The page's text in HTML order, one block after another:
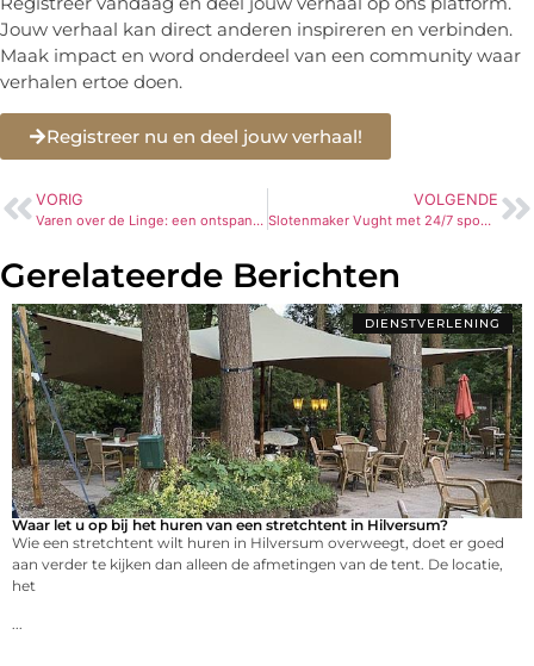
Jouw verhaal kan direct anderen inspireren en verbinden.
Maak impact en word onderdeel van een community waar
verhalen ertoe doen.
Registreer nu en deel jouw verhaal!
VORIG
Varen over de Linge: een ontspannen tocht door Betuwe’s mooiste landschap
VOLGENDE
Slotenmaker Vught met 24/7 spoedservice
Gerelateerde Berichten
DIENSTVERLENING
Waar let u op bij het huren van een stretchtent in Hilversum?
Wie een stretchtent wilt huren in Hilversum overweegt, doet er goed
aan verder te kijken dan alleen de afmetingen van de tent. De locatie,
het
...